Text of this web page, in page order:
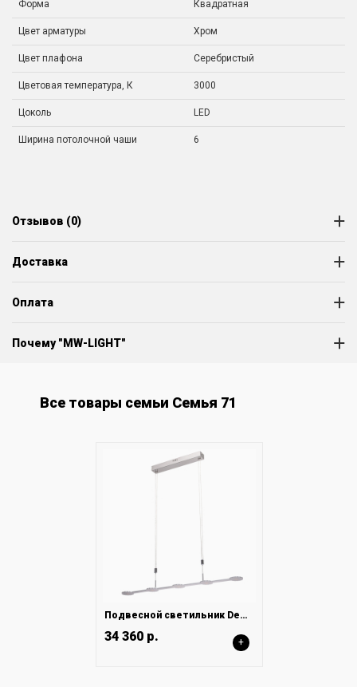
Форма Квадратная
Цвет арматуры Хром
Цвет плафона Серебристый
Цветовая температура, К 3000
Цоколь LED
Ширина потолочной чаши 6
Отзывов (0)
Доставка
Оплата
Почему "MW-LIGHT"
Все товары семьи Семья 71
Подвесной светильник DeMarkt Ральф 675013005
34 360 р. +